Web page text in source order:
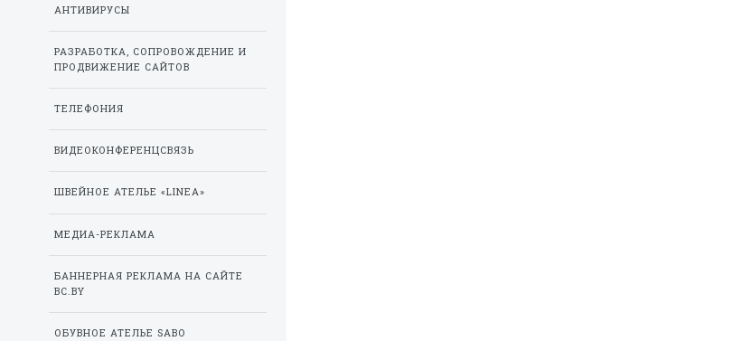
АНТИВИРУСЫ
РАЗРАБОТКА, СОПРОВОЖДЕНИЕ И
ПРОДВИЖЕНИЕ САЙТОВ
ТЕЛЕФОНИЯ
ВИДЕОКОНФЕРЕНЦСВЯЗЬ
ШВЕЙНОЕ АТЕЛЬЕ «LINEA»
МЕДИА-РЕКЛАМА
БАННЕРНАЯ РЕКЛАМА НА САЙТЕ
BC.BY
ОБУВНОЕ АТЕЛЬЕ SABO